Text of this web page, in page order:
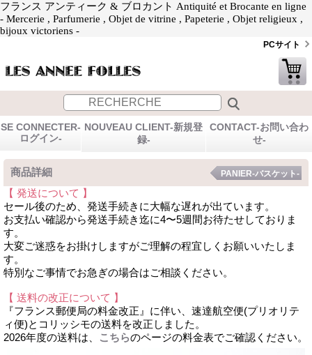
フランス アンティーク & ブロカント Antiquité et Brocante en ligne
- Mercerie , Parfumerie , Objet de vitrine , Papeterie , Objet religieux ,
bijoux victoriens -
PCサイト
SE CONNECTER-
ログイン-
NOUVEAU CLIENT-新規登
録-
CONTACT-お問い合わ
せ-
商品詳細 PANIER-バスケット-
【 発送について 】
セール後のため、発送手続きに大幅な遅れが出ています。
お支払い確認から発送手続き迄に4〜5週間お待たせしておりま
す。
大変ご迷惑をお掛けしますがご理解の程宜しくお願いいたしま
す。
特別なご事情でお急ぎの場合はご相談ください。
【 送料の改正について 】
『フランス郵便局の料金改正』に伴い、速達航空便(プリオリテ
ィ便)とコリッシモの送料を改正しました。
2026年度の送料は、
こちらのページの料金表でご確認ください。